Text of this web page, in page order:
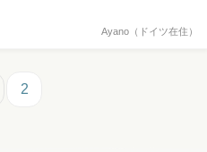
Ayano（ドイツ在住）
2